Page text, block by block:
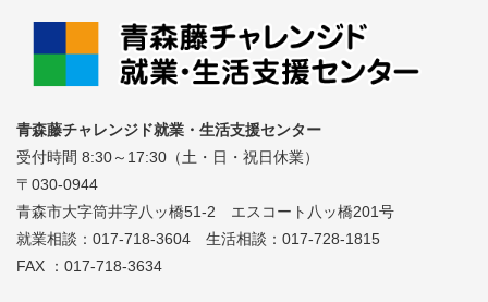
青森藤チャレンジド就業・生活支援センター
受付時間 8:30～17:30（土・日・祝日休業）
〒030-0944
青森市大字筒井字八ッ橋51-2 エスコート八ッ橋201号
就業相談：017-718-3604 生活相談：017-728-1815
FAX ：017-718-3634